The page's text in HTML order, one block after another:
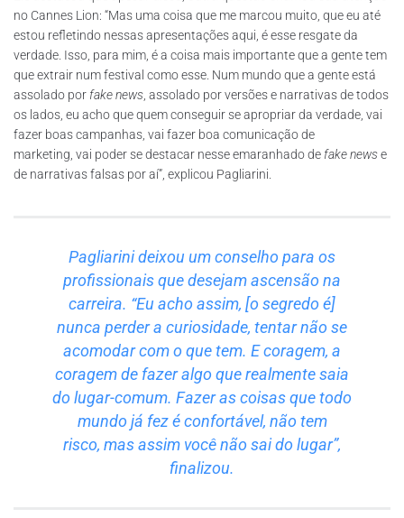
no Cannes Lion: “Mas uma coisa que me marcou muito, que eu até
estou refletindo nessas apresentações aqui, é esse resgate da
verdade. Isso, para mim, é a coisa mais importante que a gente tem
que extrair num festival como esse. Num mundo que a gente está
assolado por fake news , assolado por versões e narrativas de todos
os lados, eu acho que quem conseguir se apropriar da verdade, vai
fazer boas campanhas, vai fazer boa comunicação de
marketing, vai poder se destacar nesse emaranhado de fake newse
de narrativas falsas por aí”, explicou Pagliarini.
Pagliarini deixou um conselho para os
profissionais que desejam ascensão na
carreira. “Eu acho assim, [o segredo é]
nunca perder a curiosidade, tentar não se
acomodar com o que tem. E coragem, a
coragem de fazer algo que realmente saia
do lugar-comum. Fazer as coisas que todo
mundo já fez é confortável, não tem
risco, mas assim você não sai do lugar”,
finalizou.